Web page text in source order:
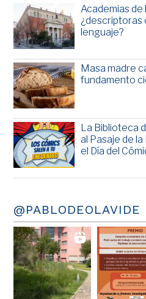
Academias de
¿descriptoras
lenguaje?
Masa madre
fundamento
La Biblioteca
al Pasaje de
el Día del
@PABLODEOLAVIDE